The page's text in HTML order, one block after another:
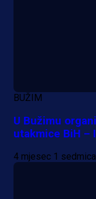
BUŽIM
U Bužimu
utakmice BiH –
4 mjesec 1 sedmica